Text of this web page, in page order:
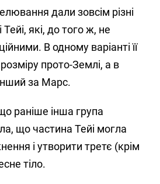
дали зовсім різні
які, до того ж, не
В одному варіанті її
прото-Землі, а в
за Марс.
раніше інша група
що частина Тейі могла
і утворити третє (крім
тіло.